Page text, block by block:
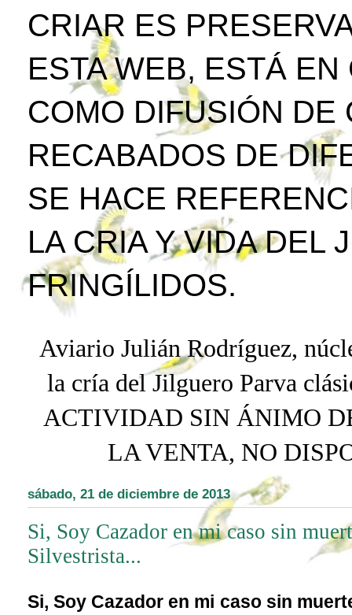
CRIAR ES
ESTA WEB, ESTÁ
COMO DIFUSIÓN DE
RECABADOS DE
SE HACE
LA CRIA Y VIDA DEL
FRINGÍLIDOS.
Aviario Julián Rodríguez,
la cría del Jilguero Parva
ACTIVIDAD SIN ÁNIMO
LA VENTA, NO
sábado, 21 de diciembre de 2013
Si, Soy Cazador en mi caso sin
Silvestrista...
Si, Soy Cazador en mi caso sin